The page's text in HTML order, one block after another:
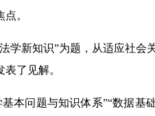
。
新知识”为题，从适应社会
了见解。
问题与知识体系”“数据基